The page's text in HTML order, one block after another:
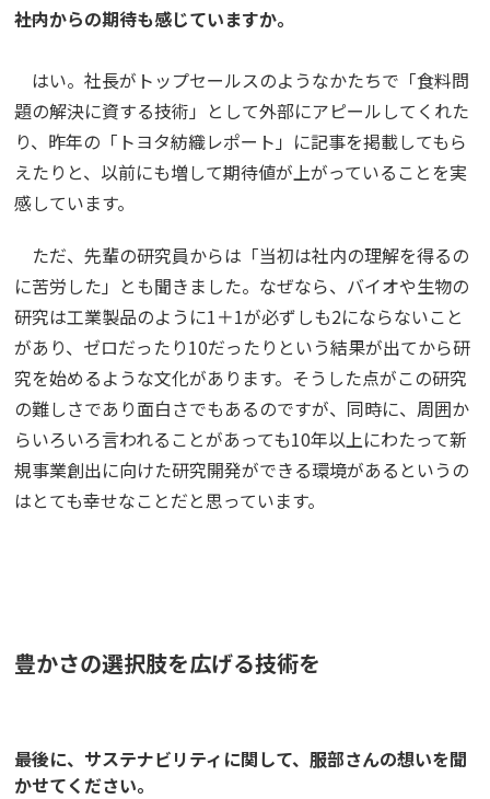
――社内からの期待も感じていますか。
はい。社長がトップセールスのようなかたちで「食料問
題の解決に資する技術」として外部にアピールしてくれた
り、昨年の「トヨタ紡織レポート」に記事を掲載してもら
えたりと、以前にも増して期待値が上がっていることを実
感しています。
ただ、先輩の研究員からは「当初は社内の理解を得るの
に苦労した」とも聞きました。なぜなら、バイオや生物の
研究は工業製品のように1＋1が必ずしも2にならないこと
があり、ゼロだったり10だったりという結果が出てから研
究を始めるような文化があります。そうした点がこの研究
の難しさであり面白さでもあるのですが、同時に、周囲か
らいろいろ言われることがあっても10年以上にわたって新
規事業創出に向けた研究開発ができる環境があるというの
はとても幸せなことだと思っています。
豊かさの選択肢を広げる技術を
――最後に、サステナビリティに関して、服部さんの想いを聞
かせてください。